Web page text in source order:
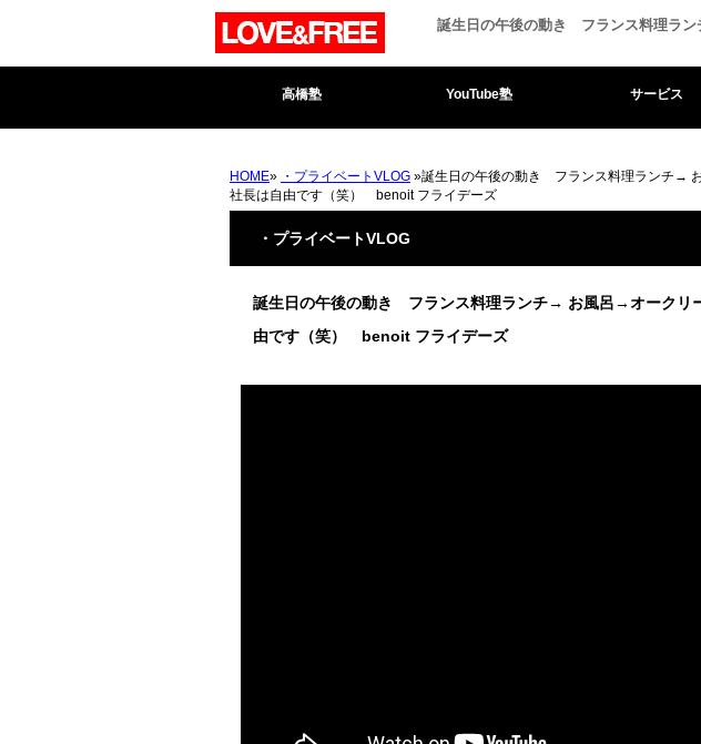
誕生日の午後の動き フランス料理ラ
高橋塾 YouTube塾 サービス
HOME» ・プライベートVLOG »誕生日の午後の動き フランス料理ランチ→
社長は自由です（笑） benoit フライデーズ
・プライベートVLOG
誕生日の午後の動き フランス料理ランチ→ お風呂→オーク
由です（笑） benoit フライデーズ